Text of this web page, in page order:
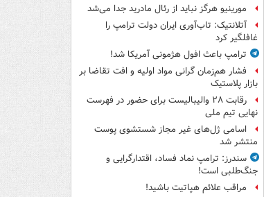
مورینیو هرگز نباید از رئال مادرید جدا می‌شد
آتلانتیک: تاب‌آوری ایران دولت ترامپ را
غافلگیر کرد
ترامپ باعث افول هژمونی آمریکا شد!
فشار هم‌زمان گرانی مواد اولیه و افت تقاضا بر
بازار پلاستیک
رقابت ۲۸ والیبالیست برای حضور در فهرست
نهایی تیم ملی
اسامی ژل‌های غیر مجاز شستشوی پوست
منتشر شد
سندرز: ترامپ نماد فساد، اقتدارگرایی و
جنگ‌طلبی است!
مراقب علائم هپاتیت باشید!